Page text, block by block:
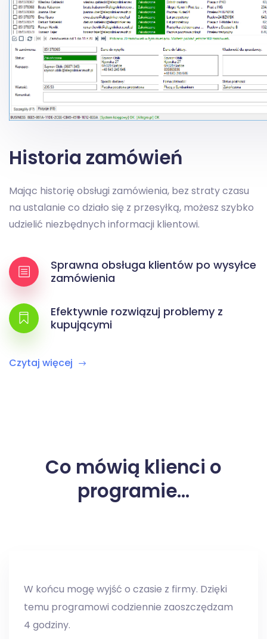
Historia zamówień
Mając historię obsługi zamówienia, bez straty czasu
na ustalanie co działo się z przesyłką, możesz szybko
udzielić niezbędnych informacji klientowi.
Sprawna obsługa klientów po wysyłce
zamówienia
Efektywnie rozwiązuj problemy z
kupującymi
Czytaj więcej
Co mówią klienci o
programie...
W końcu mogę wyjść o czasie z firmy. Dzięki
temu programowi codziennie zaoszczędzam
4 godziny.